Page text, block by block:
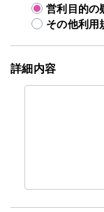
営利目的の
その他利用
詳細内容